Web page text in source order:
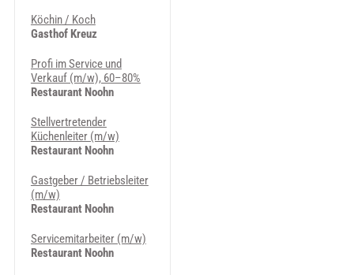
Köchin / Koch
Gasthof Kreuz
Profi im Service und
Verkauf (m/w), 60–80%
Restaurant Noohn
Stellvertretender
Küchenleiter (m/w)
Restaurant Noohn
Gastgeber / Betriebsleiter
(m/w)
Restaurant Noohn
Servicemitarbeiter (m/w)
Restaurant Noohn